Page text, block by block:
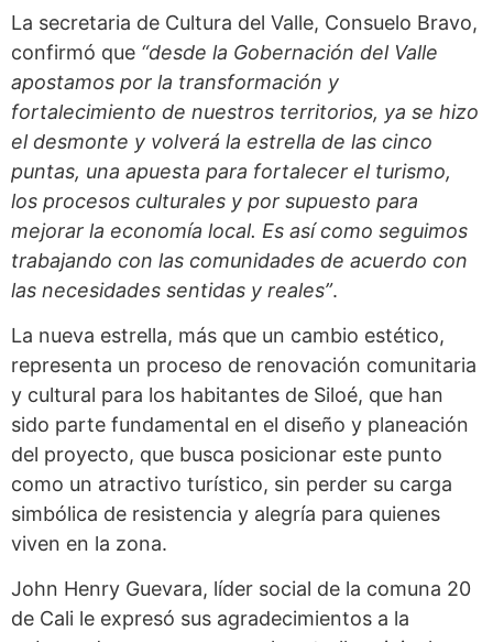
La secretaria de Cultura del Valle, Consuelo Bravo,
confirmó que “desde la Gobernación del Valle
apostamos por la transformación y
fortalecimiento de nuestros territorios, ya se hizo
el desmonte y volverá la estrella de las cinco
puntas, una apuesta para fortalecer el turismo,
los procesos culturales y por supuesto para
mejorar la economía local. Es así como seguimos
trabajando con las comunidades de acuerdo con
las necesidades sentidas y reales”.
La nueva estrella, más que un cambio estético,
representa un proceso de renovación comunitaria
y cultural para los habitantes de Siloé, que han
sido parte fundamental en el diseño y planeación
del proyecto, que busca posicionar este punto
como un atractivo turístico, sin perder su carga
simbólica de resistencia y alegría para quienes
viven en la zona.
John Henry Guevara, líder social de la comuna 20
de Cali le expresó sus agradecimientos a la